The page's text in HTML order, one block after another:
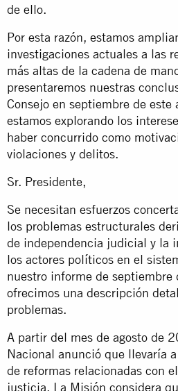
de ello.
Por esta razón, estamos
investigaciones actuales a las
más altas de la cadena de
presentaremos nuestras
Consejo en septiembre de este
estamos explorando los
haber concurrido como
violaciones y delitos.
Sr. Presidente,
Se necesitan esfuerzos
los problemas estructurales
de independencia judicial y la
los actores políticos en el
nuestro informe de septiembre
ofrecimos una descripción
problemas.
A partir del mes de agosto de
Nacional anunció que llevaría
de reformas relacionadas con
justicia. La Misión considera